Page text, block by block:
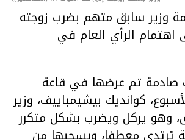
وزير سابق متهم بضرب زوجته
الرأي العام في
تم عرضها في قاعة
كوانديك بيشيمباييف، وزير
وهو يركل ويضرب بشكل متكرر